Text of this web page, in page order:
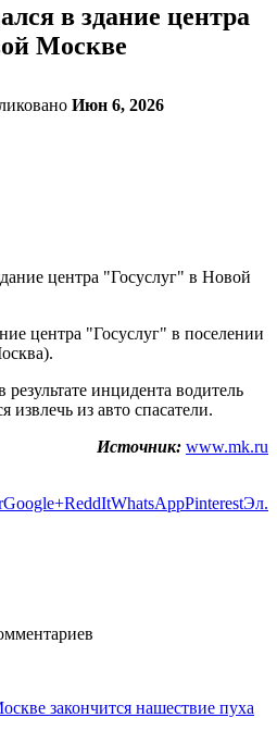
в здание центра
Москве
Июн 6, 2026
центра "Госуслуг" в поселении
инцидента водитель
извлечь из авто спасатели.
Источник: www.mk.ru
Google+ReddItWhatsAppPinterestЭл.
закончится нашествие пуха